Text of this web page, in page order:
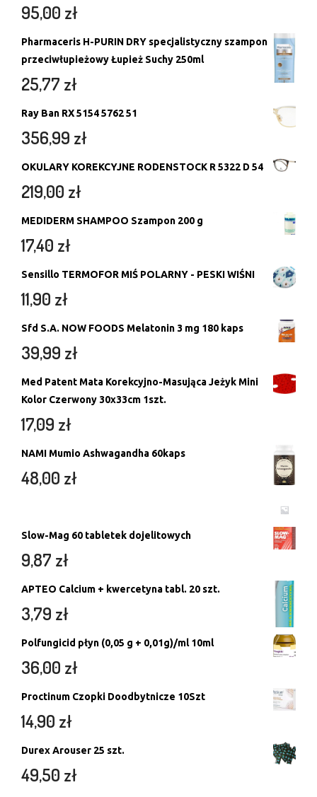
95,00 zł
Pharmaceris H-PURIN DRY specjalistyczny szampon
przeciwłupieżowy Łupież Suchy 250ml
25,77 zł
Ray Ban RX 5154 5762 51
356,99 zł
OKULARY KOREKCYJNE RODENSTOCK R 5322 D 54
219,00 zł
MEDIDERM SHAMPOO Szampon 200 g
17,40 zł
Sensillo TERMOFOR MIŚ POLARNY - PESKI WIŚNI
11,90 zł
Sfd S.A. NOW FOODS Melatonin 3 mg 180 kaps
39,99 zł
Med Patent Mata Korekcyjno-Masująca Jeżyk Mini
Kolor Czerwony 30x33cm 1szt.
17,09 zł
NAMI Mumio Ashwagandha 60kaps
48,00 zł
Slow-Mag 60 tabletek dojelitowych
9,87 zł
APTEO Calcium + kwercetyna tabl. 20 szt.
3,79 zł
Polfungicid płyn (0,05 g + 0,01g)/ml 10ml
36,00 zł
Proctinum Czopki Doodbytnicze 10Szt
14,90 zł
Durex Arouser 25 szt.
49,50 zł